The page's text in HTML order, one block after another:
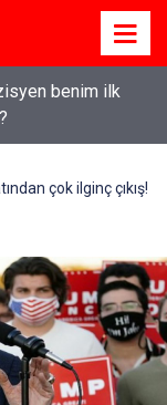
benim ilk
çok ilginç çıkış!